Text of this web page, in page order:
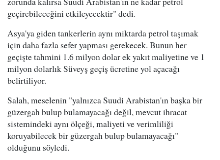
geçirebileceğini etkileyecektir" dedi.
Asya'ya giden tankerlerin aynı miktarda petrol taşımak
için daha fazla sefer yapması gerekecek. Bunun her
geçişte tahmini 1.6 milyon dolar ek yakıt maliyetine ve 1
milyon dolarlık Süveyş geçiş ücretine yol açacağı
belirtiliyor.
Salah, meselenin "yalnızca Suudi Arabistan'ın başka bir
güzergah bulup bulamayacağı değil, mevcut ihracat
sistemindeki aynı ölçeği, maliyeti ve verimliliği
koruyabilecek bir güzergah bulup bulamayacağı"
olduğunu söyledi.